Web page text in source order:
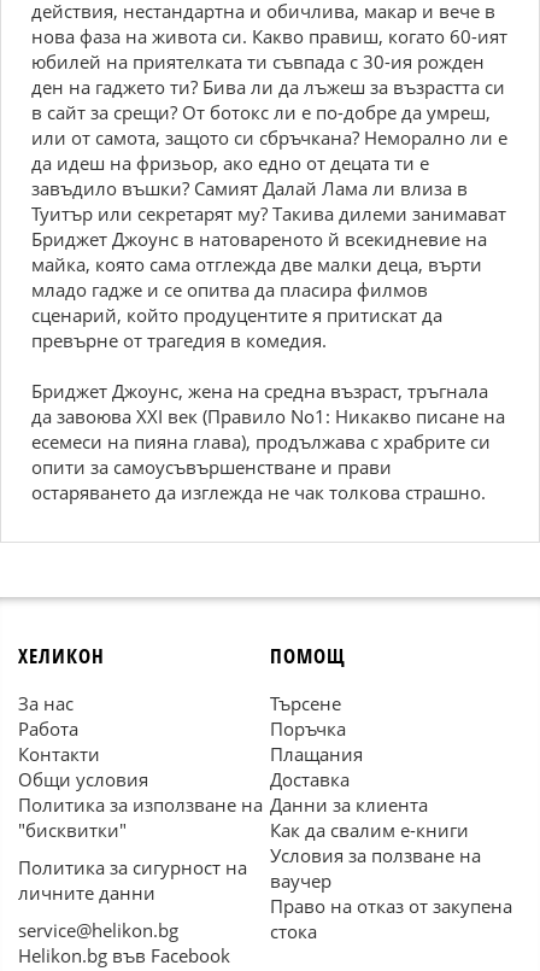
действия, нестандартна и обичлива, макар и вече в
нова фаза на живота си. Какво правиш, когато 60-ият
юбилей на приятелката ти съвпада с 30-ия рожден
ден на гаджето ти? Бива ли да лъжеш за възрастта си
в сайт за срещи? От ботокс ли е по-добре да умреш,
или от самота, защото си сбръчкана? Неморално ли е
да идеш на фризьор, ако едно от децата ти е
завъдило въшки? Самият Далай Лама ли влиза в
Туитър или секретарят му? Такива дилеми занимават
Бриджет Джоунс в натовареното й всекидневие на
майка, която сама отглежда две малки деца, върти
младо гадже и се опитва да пласира филмов
сценарий, който продуцентите я притискат да
превърне от трагедия в комедия.
Бриджет Джоунс, жена на средна възраст, тръгнала
да завоюва ХХI век (Правило No1: Никакво писане на
есемеси на пияна глава), продължава с храбрите си
опити за самоусъвършенстване и прави
остаряването да изглежда не чак толкова страшно.
ХЕЛИКОН
За нас
Работа
Контакти
Общи условия
Политика за използване на
"бисквитки"
Политика за сигурност на
личните данни
service@helikon.bg
Helikon.bg във Facebook
ПОМОЩ
Търсене
Поръчка
Плащания
Доставка
Данни за клиента
Как да свалим е-книги
Условия за ползване на
ваучер
Право на отказ от закупена
стока